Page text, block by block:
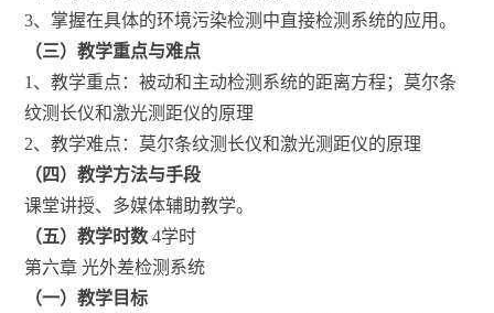
3、掌握在具体的环境污染检测中直接检测系统的应用。
（三）教学重点与难点
1、教学重点：被动和主动检测系统的距离方程；莫尔条
纹测长仪和激光测距仪的原理
2、教学难点：莫尔条纹测长仪和激光测距仪的原理
（四）教学方法与手段
课堂讲授、多媒体辅助教学。
（五）教学时数4学时
第六章 光外差检测系统
（一）教学目标